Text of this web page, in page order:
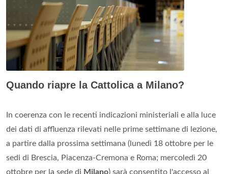
Quando riapre la Cattolica a Milano?
In coerenza con le recenti indicazioni ministeriali e alla luce
dei dati di affluenza rilevati nelle prime settimane di lezione,
a partire dalla prossima settimana (lunedì 18 ottobre per le
sedi di Brescia, Piacenza-Cremona e Roma; mercoledì 20
ottobre per la sede di Milano) sarà consentito l'accesso al